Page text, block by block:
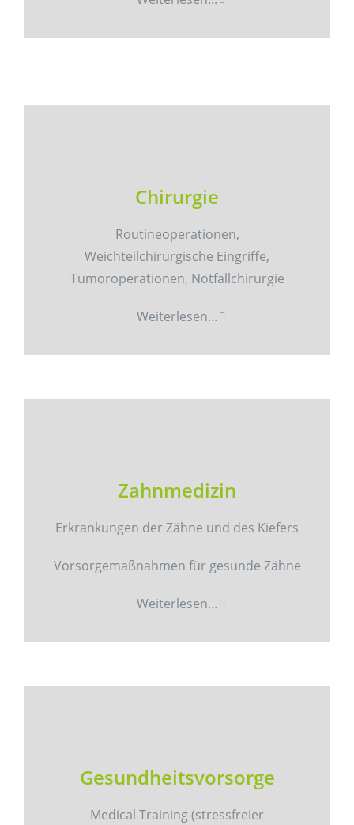
Chirurgie
Routineoperationen,
Weichteilchirurgische Eingriffe,
Tumoroperationen, Notfallchirurgie
Weiterlesen...
Zahnmedizin
Erkrankungen der Zähne und des Kiefers
Vorsorgemaßnahmen für gesunde Zähne
Weiterlesen...
Gesundheitsvorsorge
Medical Training (stressfreier